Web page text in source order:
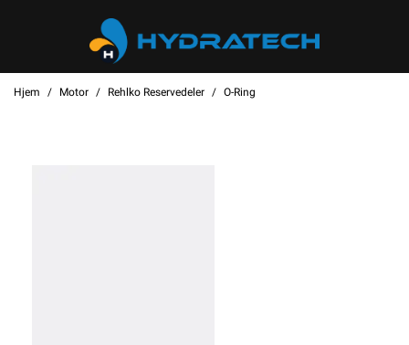
Hjem Motor Rehlko Reservedeler O-Ring